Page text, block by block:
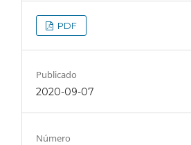
PDF
Publicado
2020-09-07
Número